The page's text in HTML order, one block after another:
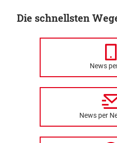
Die schnellsten
News
News per